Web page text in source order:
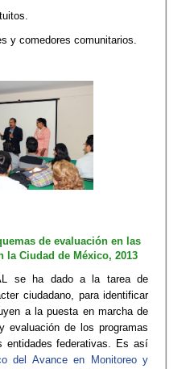
y comedores comunitarios.
de evaluación en las
la Ciudad de México, 2013
se ha dado a la tarea de
ciudadano, para identificar
a la puesta en marcha de
evaluación de los programas
entidades federativas. Es así
del Avance en Monitoreo y